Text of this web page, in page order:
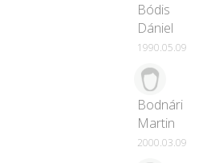
Bódis
Dániel
1990.05.09
Bodnári
Martin
2000.03.09